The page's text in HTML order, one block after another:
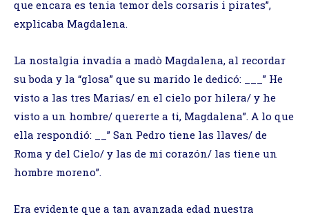
que encara es tenia temor dels corsaris i pirates”,
explicaba Magdalena.
La nostalgia invadía a madò Magdalena, al recordar
su boda y la “glosa” que su marido le dedicó: ___” He
visto a las tres Marias/ en el cielo por hilera/ y he
visto a un hombre/ quererte a ti, Magdalena”. A lo que
ella respondió: __” San Pedro tiene las llaves/ de
Roma y del Cielo/ y las de mi corazón/ las tiene un
hombre moreno”.
Era evidente que a tan avanzada edad nuestra